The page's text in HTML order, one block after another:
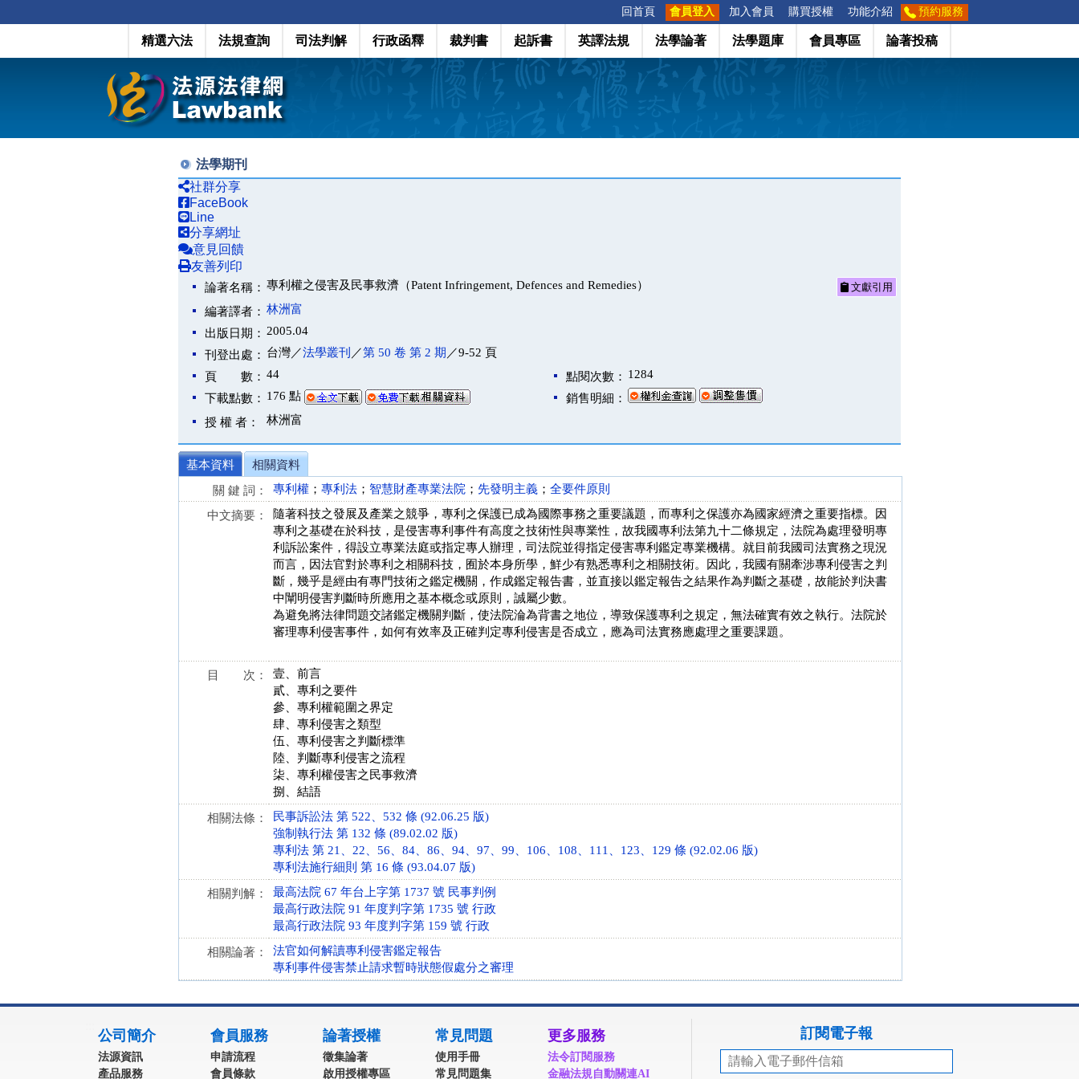
回首頁 會員登入 加入會員 購買授權 功能介紹 預約服務
精選六法 法規查詢 司法判解 行政函釋 裁判書 起訴書 英譯法規 法學論著 法學題庫 會員專區 論著投稿
法學期刊
社群分享
FaceBook
Line
分享網址
意見回饋
友善列印
論著名稱： 專利權之侵害及民事救濟（Patent Infringement, Defences and Remedies） 文獻引用
編著譯者： 林洲富
出版日期： 2005.04
刊登出處： 台灣／法學叢刊 ／第 50 卷 第 2 期 ／9-52 頁
頁 數： 44 點閱次數： 1284
下載點數： 176 點
銷售明細：
授 權 者：
林洲富
基本資料
相關資料
關 鍵 詞：
專利權 ； 專利法 ； 智慧財產專業法院 ； 先發明主義 ； 全要件原則
中文摘要：
隨著科技之發展及產業之競爭，專利之保護已成為國際事務之重要議題，而專利之保護亦為國家經濟之重要指標。因
專利之基礎在於科技，是侵害專利事件有高度之技術性與專業性，故我國專利法第九十二條規定，法院為處理發明專
利訴訟案件，得設立專業法庭或指定專人辦理，司法院並得指定侵害專利鑑定專業機構。就目前我國司法實務之現況
而言，因法官對於專利之相關科技，囿於本身所學，鮮少有熟悉專利之相關技術。因此，我國有關牽涉專利侵害之判
斷，幾乎是經由有專門技術之鑑定機關，作成鑑定報告書，並直接以鑑定報告之結果作為判斷之基礎，故能於判決書
中闡明侵害判斷時所應用之基本概念或原則，誠屬少數。
為避免將法律問題交諸鑑定機關判斷，使法院淪為背書之地位，導致保護專利之規定，無法確實有效之執行。法院於
審理專利侵害事件，如何有效率及正確判定專利侵害是否成立，應為司法實務應處理之重要課題。
目 次：
壹、前言
貳、專利之要件
參、專利權範圍之界定
肆、專利侵害之類型
伍、專利侵害之判斷標準
陸、判斷專利侵害之流程
柒、專利權侵害之民事救濟
捌、結語
相關法條：
民事訴訟法 第 522、532 條 (92.06.25 版)
強制執行法 第 132 條 (89.02.02 版)
專利法 第 21、22、56、84、86、94、97、99、106、108、111、123、129 條 (92.02.06 版)
專利法施行細則 第 16 條 (93.04.07 版)
相關判解：
最高法院 67 年台上字第 1737 號 民事判例
最高行政法院 91 年度判字第 1735 號 行政
最高行政法院 93 年度判字第 159 號 行政
相關論著：
法官如何解讀專利侵害鑑定報告
專利事件侵害禁止請求暫時狀態假處分之審理
公司簡介
法源資訊
產品服務
會員服務
申請流程
會員條款
論著授權
徵集論著
啟用授權專區
常見問題
使用手冊
常見問題集
更多服務
法令訂閱服務
金融法規自動關連AI
訂閱電子報